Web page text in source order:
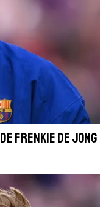
Frenkie De Jong